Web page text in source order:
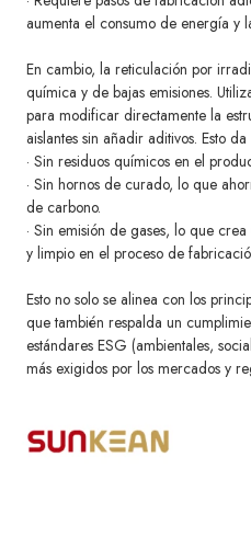
aumenta el consumo de energía y
En cambio, la reticulación por
química y de bajas emisiones.
para modificar directamente la
aislantes sin añadir aditivos. Esto
· Sin residuos químicos en el
· Sin hornos de curado, lo que
de carbono.
· Sin emisión de gases, lo que
y limpio en el proceso de
Esto no solo se alinea con los
que también respalda un
estándares ESG (ambientales,
más exigidos por los mercados y